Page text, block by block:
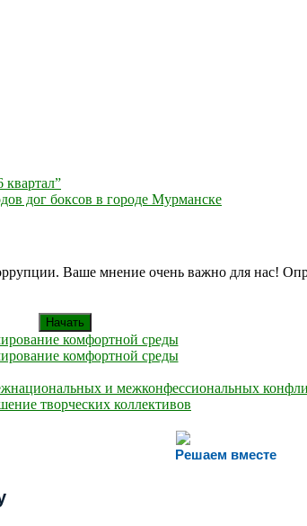
квартал”
дог боксов в городе Мурманске
Ваше мнение очень важно для нас!
Начать
Решаем вместе